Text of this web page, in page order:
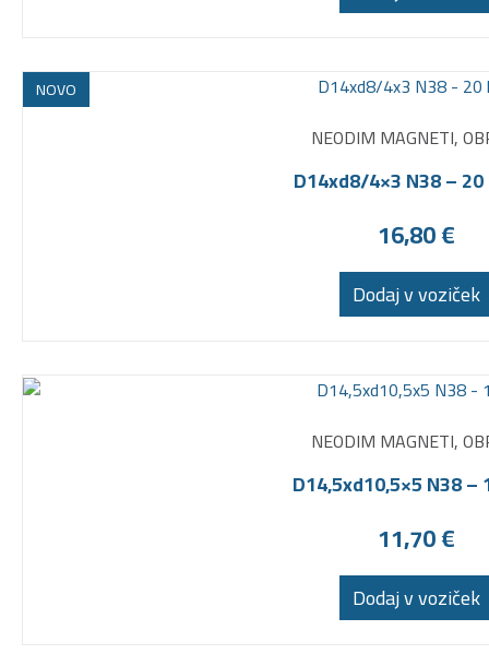
NOVO
NEODIM MAGNETI,
D14xd8/4×3 N38 –
16,80€
Dodaj v voziček
NEODIM MAGNETI,
D14,5xd10,5×5 N38 –
11,70€
Dodaj v voziček